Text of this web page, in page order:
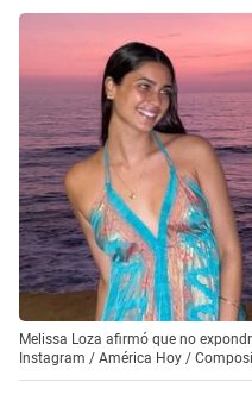
Melissa Loza afirmó que no
Instagram / América Hoy /